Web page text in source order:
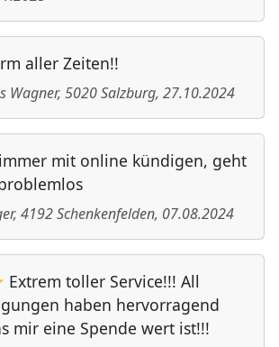
aller Zeiten!!
Wagner, 5020Salzburg, 27.10.2024
mit online kündigen, geht
, 4192Schenkenfelden, 07.08.2024
toller Service!!! All
haben hervorragend
mir eine Spende wert ist!!!